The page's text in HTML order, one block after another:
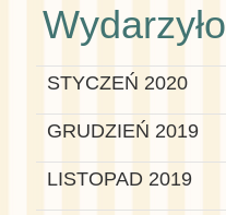
STYCZEŃ 2020
GRUDZIEŃ 2019
LISTOPAD 2019